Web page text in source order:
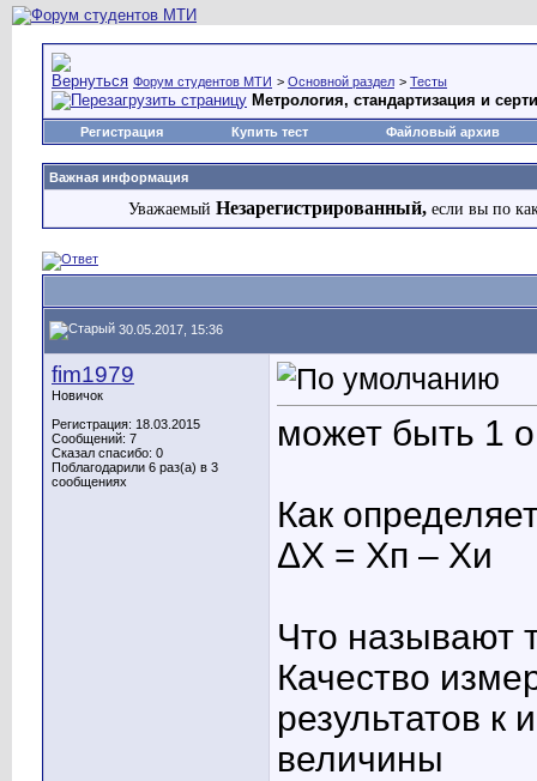
Форум студентов МТИ > Основной раздел > Тесты
Метрология, стандартизация и
Регистрация Купить тест Файловый архив
Важная информация
Уважаемый Незарегистрированный, если вы по
30.05.2017, 15:36
fim1979
Новичок
Регистрация: 18.03.2015
Сообщений: 7
Сказал спасибо: 0
Поблагодарили 6 раз(а) в 3
сообщениях
может быть 1
Как
ΔХ = Хп – Хи
Что называют
Качество
результатов
величины